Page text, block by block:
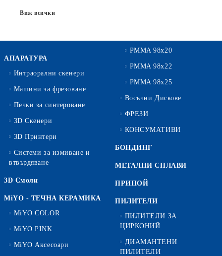
Виж всички
АПАРАТУРА
Интраорални скенери
Машини за фрезоване
Печки за синтероване
3D Скенери
3D Принтери
Системи за измиване и
втвърдяване
3D Смоли
MiYO - ТЕЧНА КЕРАМИКА
MiYO COLOR
MiYO PINK
MiYO Аксесоари
PMMA 98x20
PMMA 98x22
PMMA 98x25
Восъчни Дискове
ФРЕЗИ
КОНСУМАТИВИ
БОНДИНГ
МЕТАЛНИ СПЛАВИ
ПРИПОЙ
ПИЛИТЕЛИ
ПИЛИТЕЛИ ЗА
ЦИРКОНИЙ
ДИАМАНТЕНИ
ПИЛИТЕЛИ